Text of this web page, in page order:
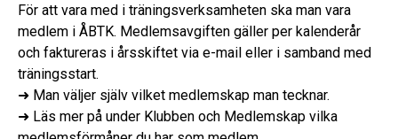
För att vara med i träningsverksamheten ska man vara
medlem i ÅBTK. Medlemsavgiften gäller per kalenderår
och faktureras i årsskiftet via e-mail eller i samband med
träningsstart.
➜ Man väljer själv vilket medlemskap man tecknar.
➜ Läs mer på under Klubben och Medlemskap vilka